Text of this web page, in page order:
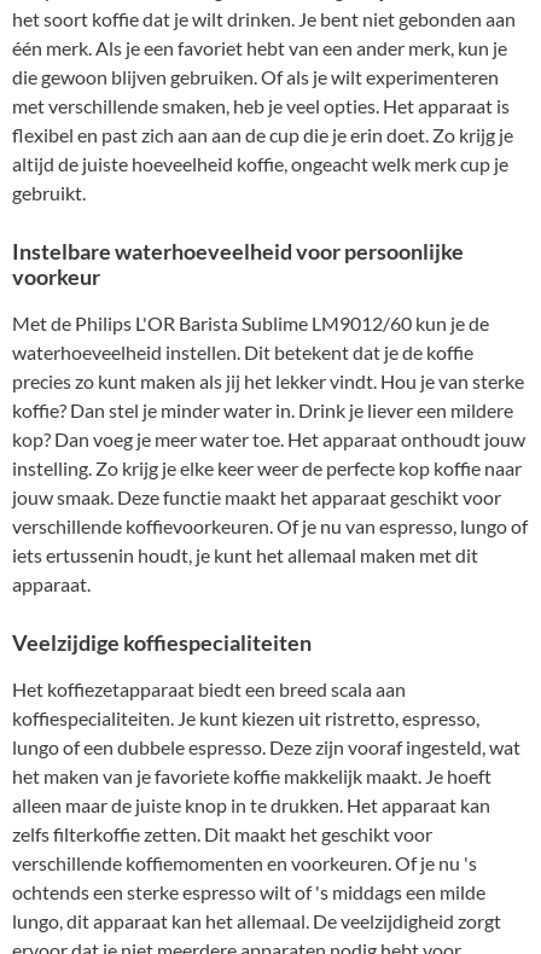
het soort koffie dat je wilt drinken. Je bent niet gebonden aan
één merk. Als je een favoriet hebt van een ander merk, kun je
die gewoon blijven gebruiken. Of als je wilt experimenteren
met verschillende smaken, heb je veel opties. Het apparaat is
flexibel en past zich aan aan de cup die je erin doet. Zo krijg je
altijd de juiste hoeveelheid koffie, ongeacht welk merk cup je
gebruikt.
Instelbare waterhoeveelheid voor persoonlijke
voorkeur
Met de Philips L'OR Barista Sublime LM9012/60 kun je de
waterhoeveelheid instellen. Dit betekent dat je de koffie
precies zo kunt maken als jij het lekker vindt. Hou je van sterke
koffie? Dan stel je minder water in. Drink je liever een mildere
kop? Dan voeg je meer water toe. Het apparaat onthoudt jouw
instelling. Zo krijg je elke keer weer de perfecte kop koffie naar
jouw smaak. Deze functie maakt het apparaat geschikt voor
verschillende koffievoorkeuren. Of je nu van espresso, lungo of
iets ertussenin houdt, je kunt het allemaal maken met dit
apparaat.
Veelzijdige koffiespecialiteiten
Het koffiezetapparaat biedt een breed scala aan
koffiespecialiteiten. Je kunt kiezen uit ristretto, espresso,
lungo of een dubbele espresso. Deze zijn vooraf ingesteld, wat
het maken van je favoriete koffie makkelijk maakt. Je hoeft
alleen maar de juiste knop in te drukken. Het apparaat kan
zelfs filterkoffie zetten. Dit maakt het geschikt voor
verschillende koffiemomenten en voorkeuren. Of je nu 's
ochtends een sterke espresso wilt of 's middags een milde
lungo, dit apparaat kan het allemaal. De veelzijdigheid zorgt